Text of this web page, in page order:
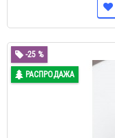
-25 %
РАСПРОДАЖА